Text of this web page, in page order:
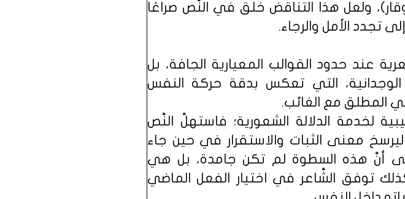
ولعل هذا التناقض خلق في النَّص صراعًا
تجدد الأمل والرجاء.
عند حدود القوالب المعيارية الجافة، بل
التي تعكس بدقة حركة النفس
المطلق مع الغائب.
لخدمة الدلالة الشعورية؛ فاستهلَّ النَّص
معنى الثبات والاستقرار في حين جاء
أنَّ هذه السطوة لم تكن جامدة، بل هي
توفق الشَّاعر في اختيار الفعل الماضي